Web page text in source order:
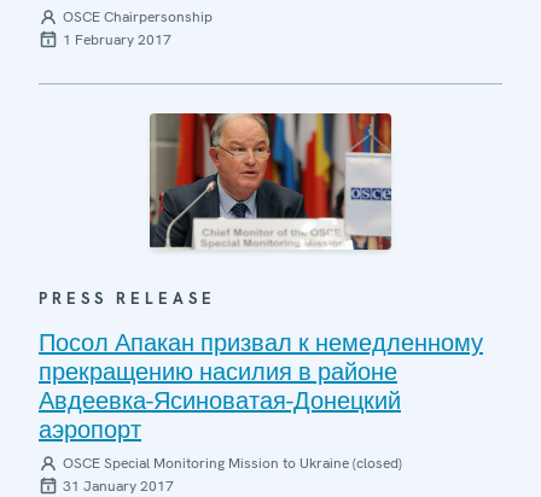
OSCE Chairpersonship
1 February 2017
PRESS RELEASE
Посол Апакан призвал к немедленному
прекращению насилия в районе
Авдеевка-Ясиноватая-Донецкий
аэропорт
OSCE Special Monitoring Mission to Ukraine (closed)
31 January 2017